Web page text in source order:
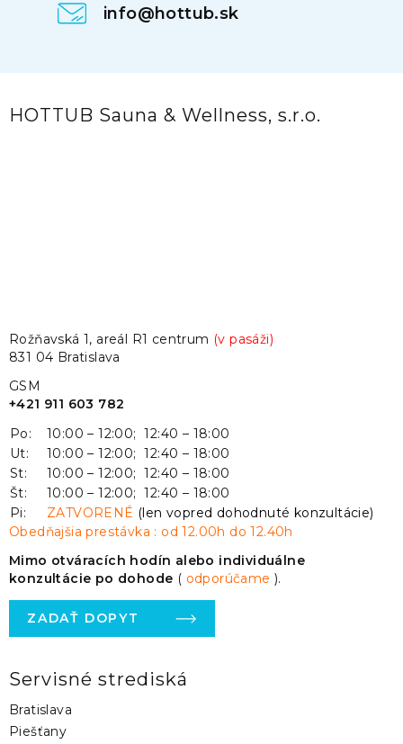
info@hottub.sk
HOTTUB Sauna & Wellness, s.r.o.
Rožňavská 1, areál R1 centrum (v pasáži)
831 04 Bratislava
GSM
+421 911 603 782
Po:
10:00 – 12:00; 12:40 – 18:00
Ut:
10:00 – 12:00; 12:40 – 18:00
St:
10:00 – 12:00; 12:40 – 18:00
Št:
10:00 – 12:00; 12:40 – 18:00
Pi:
ZATVORENÉ (len vopred dohodnuté konzultácie)
Obedňajšia prestávka : od 12.00h do 12.40h
Mimo otváracích hodín alebo individuálne
konzultácie po dohode ( odporúčame).
ZADAŤ DOPYT
Servisné strediská
Bratislava
Piešťany